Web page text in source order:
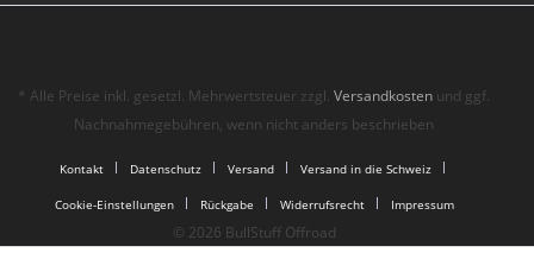
* Alle Preise inkl. gesetzl. Mehrwertsteuer zzgl.Versandkosten und ggf.
Nachnahmegebühren, wenn nicht anders beschrieben
Kontakt Datenschutz Versand Versand in die Schweiz
Cookie-Einstellungen Rückgabe Widerrufsrecht Impressum
© 2026 BullStuff Offroad